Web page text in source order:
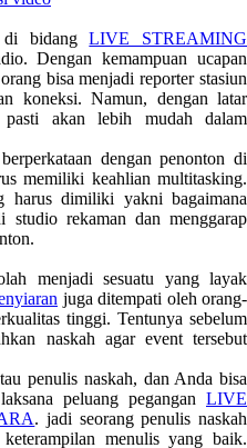
di bidangLIVE STREAMING
Dengan kemampuan ucapan
bisa menjadi reporter stasiun
koneksi. Namun, dengan latar
akan lebih mudah dalam
dengan penonton di
memiliki keahlian multitasking.
harus dimiliki yakni bagaimana
studio rekaman dan menggarap
menjadi sesuatu yang layak
juga ditempati oleh orang-
tinggi. Tentunya sebelum
naskah agar event tersebut
penulis naskah, dan Anda bisa
peluang pegangan LIVE
. jadi seorang penulis naskah
menulis yang baik.